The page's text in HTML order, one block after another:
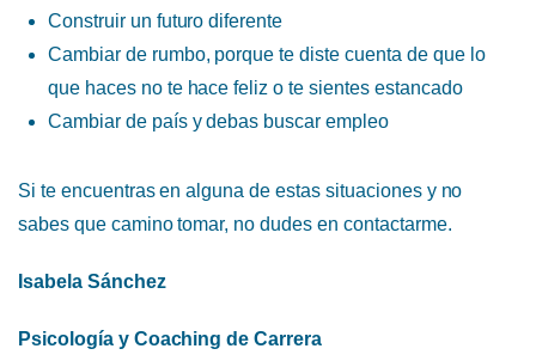
Construir un futuro diferente
Cambiar de rumbo, porque te diste cuenta de que lo
que haces no te hace feliz o te sientes estancado
Cambiar de país y debas buscar empleo
Si te encuentras en alguna de estas situaciones y no
sabes que camino tomar, no dudes en contactarme.
Isabela Sánchez
Psicología y Coaching de Carrera